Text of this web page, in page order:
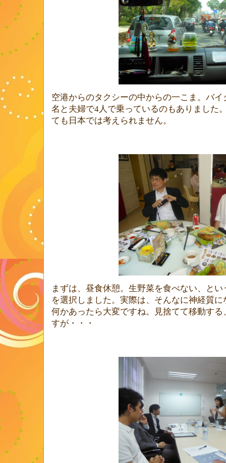
空港からのタクシーの中からの一こま。バ
名と夫婦で4人で乗っているのもありました
ても日本では考えられません。
まずは、昼食休憩。生野菜を食べない、と
を選択しました。実際は、そんなに神経質
何かあったら大変ですね。見捨てて移動す
すが・・・